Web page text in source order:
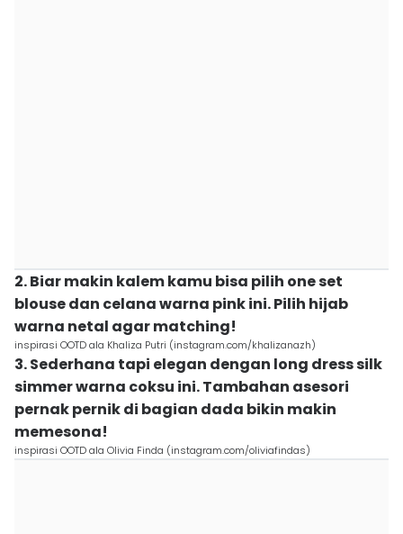
2. Biar makin kalem kamu bisa pilih one set
blouse dan celana warna pink ini. Pilih hijab
warna netal agar matching!
inspirasi OOTD ala Khaliza Putri (instagram.com/khalizanazh)
3. Sederhana tapi elegan dengan long dress silk
simmer warna coksu ini. Tambahan asesori
pernak pernik di bagian dada bikin makin
memesona!
inspirasi OOTD ala Olivia Finda (instagram.com/oliviafindas)